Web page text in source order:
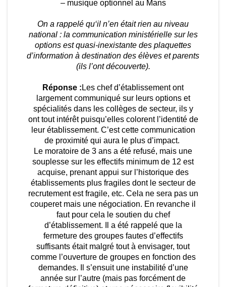
– musique optionnel au Mans
On a rappelé qu‘il n’en était rien au niveau
national : la communication ministérielle sur les
options est quasi-inexistante des plaquettes
d’information à destination des élèves et parents
(ils l’ont découverte).
Réponse : Les chef d’établissement ont
largement communiqué sur leurs options et
spécialités dans les collèges de secteur, ils y
ont tout intérêt puisqu’elles colorent l’identité de
leur établissement. C’est cette communication
de proximité qui aura le plus d’impact.
Le moratoire de 3 ans a été refusé, mais une
souplesse sur les effectifs minimum de 12 est
acquise, prenant appui sur l’historique des
établissements plus fragiles dont le secteur de
recrutement est fragile, etc. Cela ne sera pas un
couperet mais une négociation. En revanche il
faut pour cela le soutien du chef
d’établissement. Il a été rappelé que la
fermeture des groupes fautes d’effectifs
suffisants était malgré tout à envisager, tout
comme l’ouverture de groupes en fonction des
demandes. Il s’ensuit une instabilité d’une
année sur l’autre (mais pas forcément de